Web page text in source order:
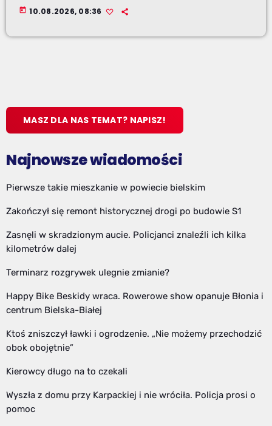
today 10.08.2026, 08:36
MASZ DLA NAS TEMAT? NAPISZ!
Najnowsze wiadomości
Pierwsze takie mieszkanie w powiecie bielskim
Zakończył się remont historycznej drogi po budowie S1
Zasnęli w skradzionym aucie. Policjanci znaleźli ich kilka
kilometrów dalej
Terminarz rozgrywek ulegnie zmianie?
Happy Bike Beskidy wraca. Rowerowe show opanuje Błonia i
centrum Bielska-Białej
Ktoś zniszczył ławki i ogrodzenie. „Nie możemy przechodzić
obok obojętnie”
Kierowcy długo na to czekali
Wyszła z domu przy Karpackiej i nie wróciła. Policja prosi o
pomoc